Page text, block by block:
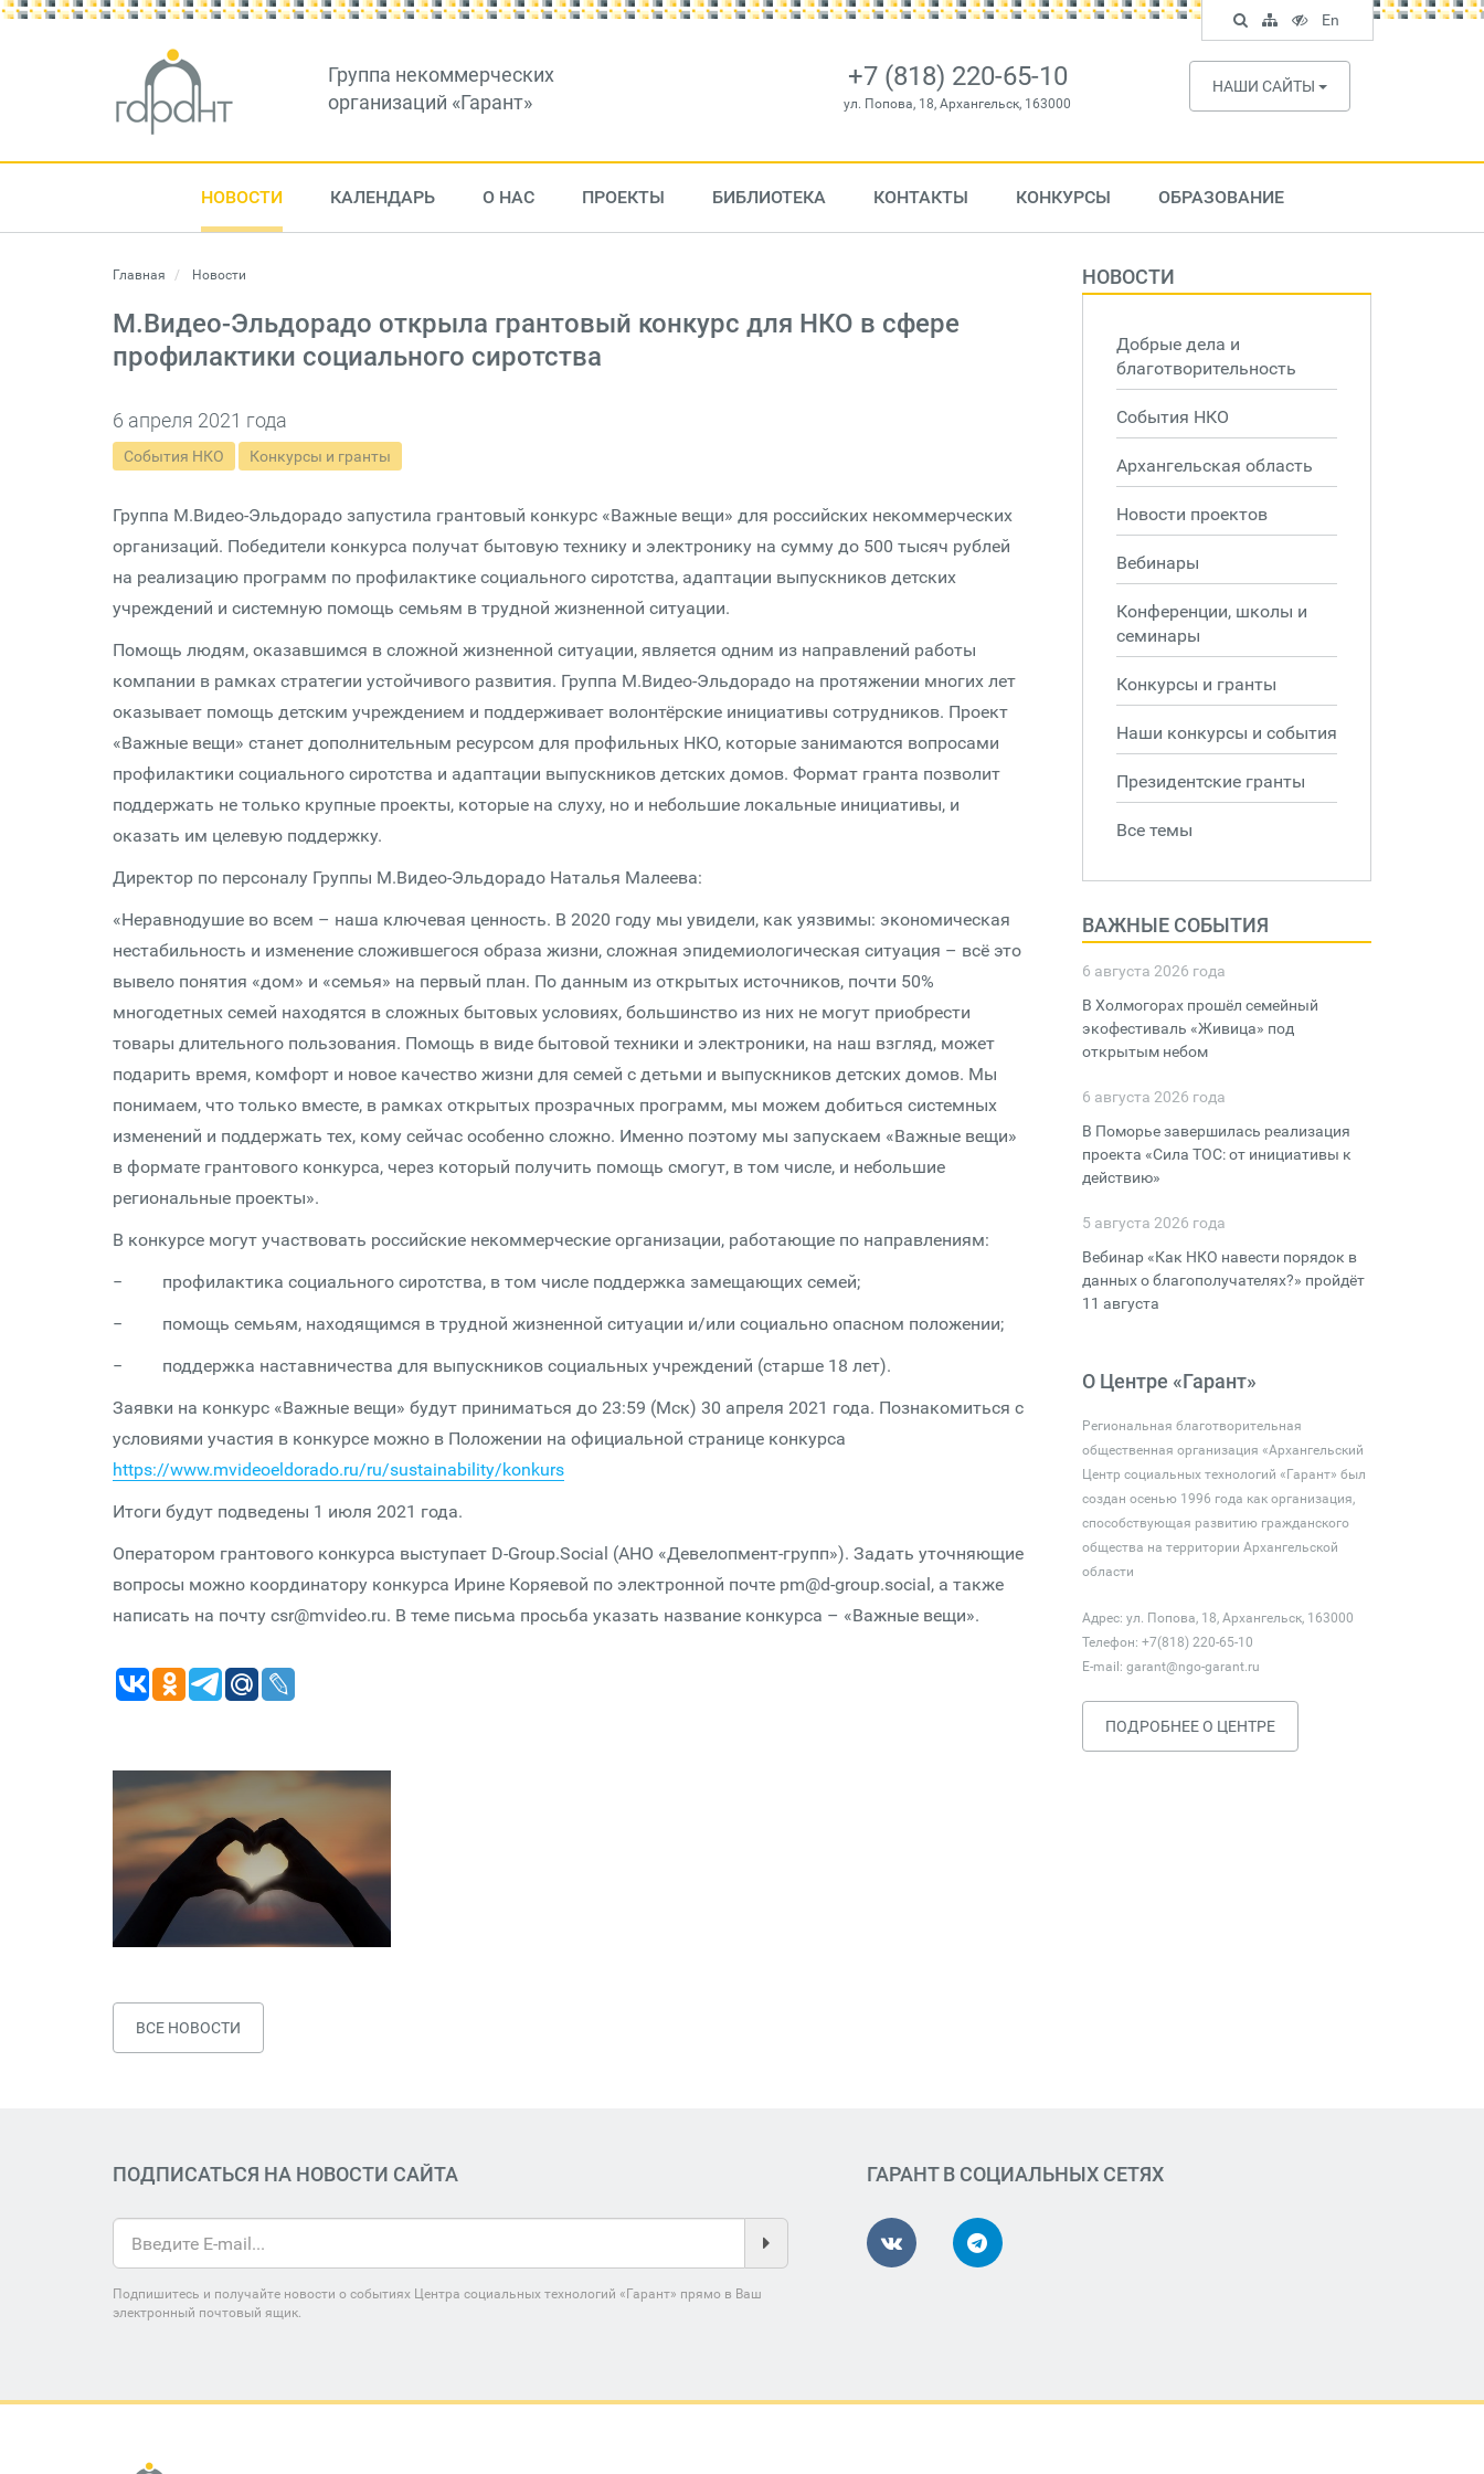
Группа некоммерческих
организаций «Гарант»
+7 (818) 220-65-10
ул. Попова, 18, Архангельск, 163000
НАШИ САЙТЫ
НОВОСТИ КАЛЕНДАРЬ О НАС ПРОЕКТЫ БИБЛИОТЕКА КОНТАКТЫ КОНКУРСЫ ОБРАЗОВАНИЕ
Главная Новости
М.Видео-Эльдорадо открыла грантовый конкурс для НКО в сфере
профилактики социального сиротства
6 апреля 2021 года
События НКО Конкурсы и гранты
Группа М.Видео-Эльдорадо запустила грантовый конкурс «Важные вещи» для российских некоммерческих
организаций. Победители конкурса получат бытовую технику и электронику на сумму до 500 тысяч рублей
на реализацию программ по профилактике социального сиротства, адаптации выпускников детских
учреждений и системную помощь семьям в трудной жизненной ситуации.
Помощь людям, оказавшимся в сложной жизненной ситуации, является одним из направлений работы
компании в рамках стратегии устойчивого развития. Группа М.Видео-Эльдорадо на протяжении многих лет
оказывает помощь детским учреждением и поддерживает волонтёрские инициативы сотрудников. Проект
«Важные вещи» станет дополнительным ресурсом для профильных НКО, которые занимаются вопросами
профилактики социального сиротства и адаптации выпускников детских домов. Формат гранта позволит
поддержать не только крупные проекты, которые на слуху, но и небольшие локальные инициативы, и
оказать им целевую поддержку.
Директор по персоналу Группы М.Видео-Эльдорадо Наталья Малеева:
«Неравнодушие во всем – наша ключевая ценность. В 2020 году мы увидели, как уязвимы: экономическая
нестабильность и изменение сложившегося образа жизни, сложная эпидемиологическая ситуация – всё это
вывело понятия «дом» и «семья» на первый план. По данным из открытых источников, почти 50%
многодетных семей находятся в сложных бытовых условиях, большинство из них не могут приобрести
товары длительного пользования. Помощь в виде бытовой техники и электроники, на наш взгляд, может
подарить время, комфорт и новое качество жизни для семей с детьми и выпускников детских домов. Мы
понимаем, что только вместе, в рамках открытых прозрачных программ, мы можем добиться системных
изменений и поддержать тех, кому сейчас особенно сложно. Именно поэтому мы запускаем «Важные вещи»
в формате грантового конкурса, через который получить помощь смогут, в том числе, и небольшие
региональные проекты».
В конкурсе могут участвовать российские некоммерческие организации, работающие по направлениям:
− профилактика социального сиротства, в том числе поддержка замещающих семей;
− помощь семьям, находящимся в трудной жизненной ситуации и/или социально опасном положении;
− поддержка наставничества для выпускников социальных учреждений (старше 18 лет).
Заявки на конкурс «Важные вещи» будут приниматься до 23:59 (Мск) 30 апреля 2021 года. Познакомиться с
условиями участия в конкурсе можно в Положении на официальной странице конкурса
https://www.mvideoeldorado.ru/ru/sustainability/konkurs
Итоги будут подведены 1 июля 2021 года.
Оператором грантового конкурса выступает D-Group.Social (АНО «Девелопмент-групп»). Задать уточняющие
вопросы можно координатору конкурса Ирине Коряевой по электронной почте pm@d-group.social, а также
написать на почту csr@mvideo.ru. В теме письма просьба указать название конкурса – «Важные вещи».
ВСЕ НОВОСТИ
НОВОСТИ
Добрые дела и
благотворительность
События НКО
Архангельская область
Новости проектов
Вебинары
Конференции, школы и
семинары
Конкурсы и гранты
Наши конкурсы и события
Президентские гранты
Все темы
ВАЖНЫЕ СОБЫТИЯ
6 августа 2026 года
В Холмогорах прошёл семейный
экофестиваль «Живица» под
открытым небом
6 августа 2026 года
В Поморье завершилась реализация
проекта «Сила ТОС: от инициативы к
действию»
5 августа 2026 года
Вебинар «Как НКО навести порядок в
данных о благополучателях?» пройдёт
11 августа
О Центре «Гарант»
Региональная благотворительная
общественная организация «Архангельский
Центр социальных технологий «Гарант» был
создан осенью 1996 года как организация,
способствующая развитию гражданского
общества на территории Архангельской
области
Адрес: ул. Попова, 18, Архангельск, 163000
Телефон: +7(818) 220-65-10
E-mail: garant@ngo-garant.ru
ПОДРОБНЕЕ О ЦЕНТРЕ
ПОДПИСАТЬСЯ НА НОВОСТИ САЙТА
Подпишитесь и получайте новости о событиях Центра социальных технологий «Гарант» прямо в Ваш
электронный почтовый ящик.
ГАРАНТ В СОЦИАЛЬНЫХ СЕТЯХ
Поиск
по
сайту
Карта
сайта
Версия
для
слабовидящих
En
English